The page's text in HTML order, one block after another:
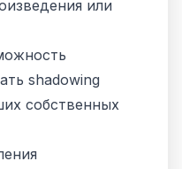
или
shadowing
собственных